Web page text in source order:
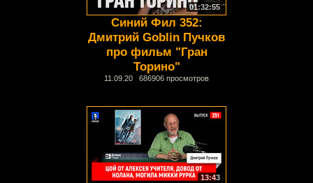
01:32:55
Синий Фил 352:
Дмитрий Goblin Пучков
про фильм "Гран
Торино"
11.09.20 686906 просмотров
13:43